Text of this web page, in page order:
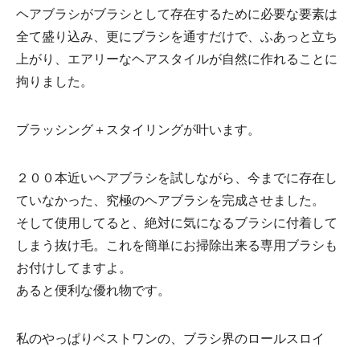
ヘアブラシがブラシとして存在するために必要な要素は
全て盛り込み、更にブラシを通すだけで、ふあっと立ち
上がり、エアリーなヘアスタイルが自然に作れることに
拘りました。
ブラッシング＋スタイリングが叶います。
２００本近いヘアブラシを試しながら、今までに存在し
ていなかった、究極のヘアブラシを完成させました。
そして使用してると、絶対に気になるブラシに付着して
しまう抜け毛。これを簡単にお掃除出来る専用ブラシも
お付けしてますよ。
あると便利な優れ物です。
私のやっぱりベストワンの、ブラシ界のロールスロイ